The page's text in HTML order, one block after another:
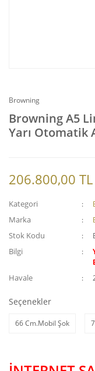
Browning
Browning A5
Yarı Otomatik
206.800,00 TL
Kategori
Marka
Stok Kodu
Bilgi
Havale
Seçenekler
66 Cm.Mobil Şok